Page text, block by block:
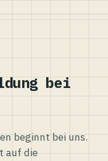
bei
beginnt bei uns.
auf die